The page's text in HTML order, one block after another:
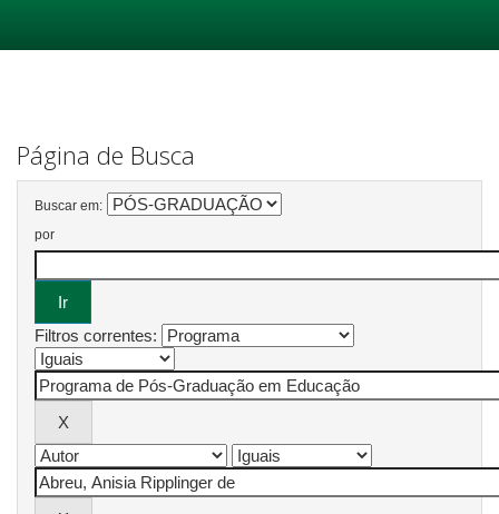
Página de Busca
Buscar em:
por
Filtros correntes: